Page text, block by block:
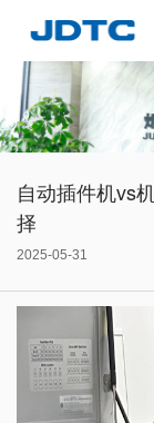
自动插件机vs
择
2025-05-31